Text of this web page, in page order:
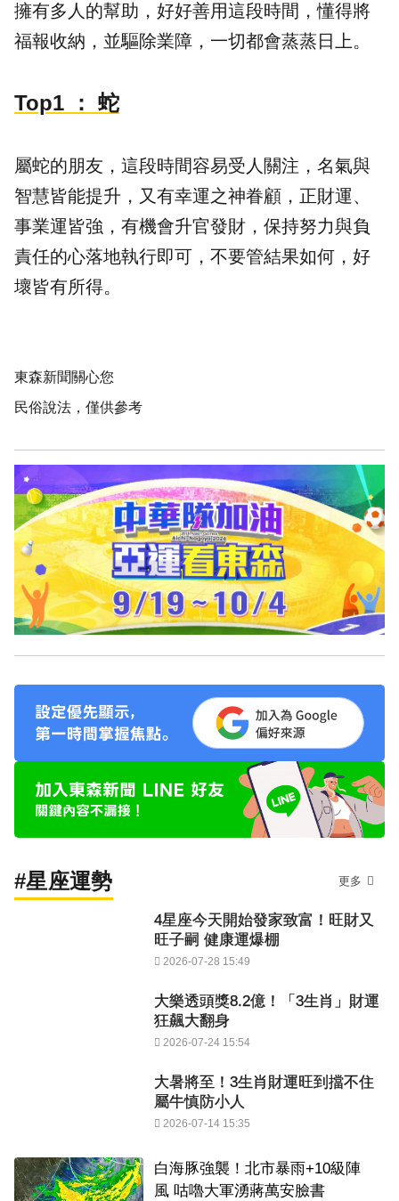
擁有多人的幫助，好好善用這段時間，懂得將
福報收納，並驅除業障，一切都會蒸蒸日上。
Top1 ： 蛇
屬蛇的朋友，這段時間容易受人關注，名氣與
智慧皆能提升，又有幸運之神眷顧，正財運、
事業運皆強，有機會升官發財，保持努力與負
責任的心落地執行即可，不要管結果如何，好
壞皆有所得。
東森新聞關心您
民俗說法，僅供參考
#星座運勢 更多
4星座今天開始發家致富！旺財又
旺子嗣 健康運爆棚
2026-07-28 15:49
大樂透頭獎8.2億！「3生肖」財運
狂飆大翻身
2026-07-24 15:54
大暑將至！3生肖財運旺到擋不住
屬牛慎防小人
2026-07-14 15:35
白海豚強襲！北市暴雨+10級陣
風 咕嚕大軍湧蔣萬安臉書